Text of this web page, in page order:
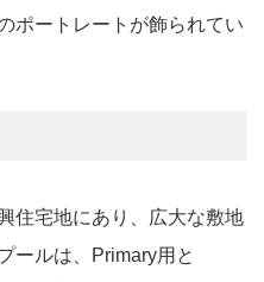
ポートレートが飾られてい
住宅地にあり、広大な敷地
ールは、Primary用と